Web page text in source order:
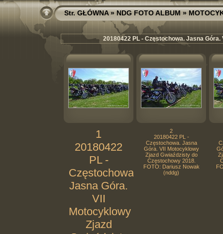
Str. GŁÓWNA»NDG FOTO ALBUM»
20180422 PL - Częstochowa. Jasna
1
20180422
PL -
Częstochowa.
Jasna Góra.
VII
Motocyklowy
Zjazd
2
20180422 PL -
Częstochowa. Jasna
Góra. VII Motocyklowy
Zjazd Gwiaździsty do
Częstochowy 2018.
FOTO: Dariusz Nowak
(nddg)